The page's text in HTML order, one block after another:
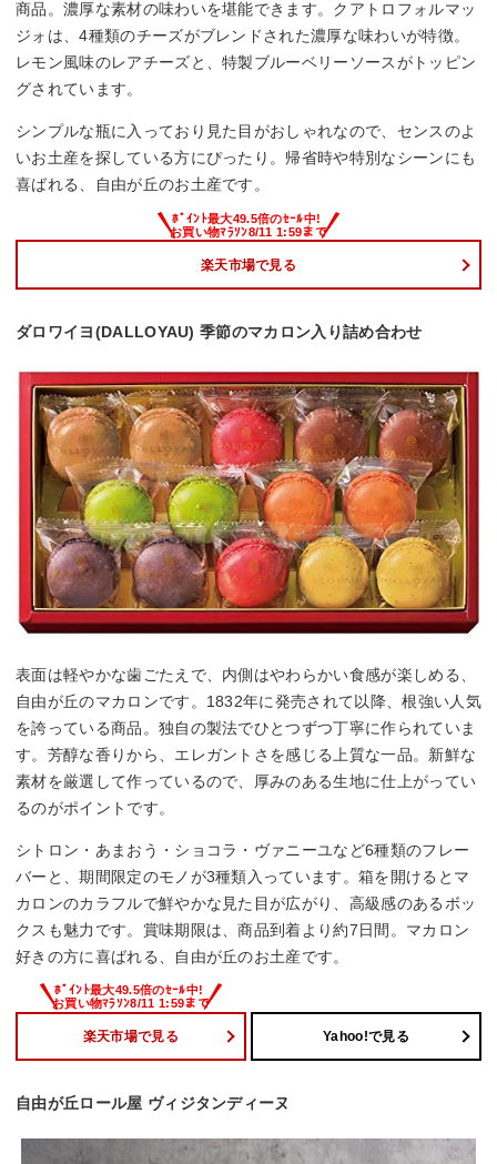
商品。濃厚な素材の味わいを堪能できます。クアトロフォルマッ
ジォは、4種類のチーズがブレンドされた濃厚な味わいが特徴。
レモン風味のレアチーズと、特製ブルーベリーソースがトッピン
グされています。
シンプルな瓶に入っており見た目がおしゃれなので、センスのよ
いお土産を探している方にぴったり。帰省時や特別なシーンにも
喜ばれる、自由が丘のお土産です。
楽天市場で見る
ダロワイヨ(DALLOYAU) 季節のマカロン入り詰め合わせ
表面は軽やかな歯ごたえで、内側はやわらかい食感が楽しめる、
自由が丘のマカロンです。1832年に発売されて以降、根強い人気
を誇っている商品。独自の製法でひとつずつ丁寧に作られていま
す。芳醇な香りから、エレガントさを感じる上質な一品。新鮮な
素材を厳選して作っているので、厚みのある生地に仕上がってい
るのがポイントです。
シトロン・あまおう・ショコラ・ヴァニーユなど6種類のフレー
バーと、期間限定のモノが3種類入っています。箱を開けるとマ
カロンのカラフルで鮮やかな見た目が広がり、高級感のあるボッ
クスも魅力です。賞味期限は、商品到着より約7日間。マカロン
好きの方に喜ばれる、自由が丘のお土産です。
楽天市場で見る Yahoo!で見る
自由が丘ロール屋 ヴィジタンディーヌ